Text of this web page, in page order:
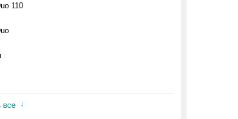
110
все